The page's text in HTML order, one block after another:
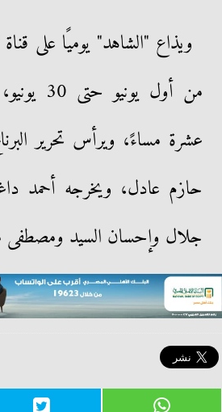
ويذاع "الشاهد" يوميًا على
من أول
عشرة مساءً، ويرأس تحرير
حازم عادل، ويخرجه أحمد
جلال وإحسان السيد ومصطفى